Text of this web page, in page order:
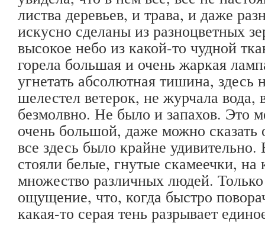
листва деревьев, и трава, и даже
искусно сделаны из разноцветных
высокое небо из какой-то чудной
горела большая и очень жаркая
угнетать абсолютная тишина, здесь
шелестел ветерок, не журчала
безмолвно. Не было и запахов. Это
очень большой, даже можно
все здесь было крайне
стояли белые, гнутые скамеечки, на
множество различных людей.
ощущение, что, когда быстро
какая-то серая тень разрывает